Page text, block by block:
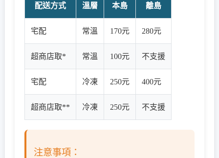
配送方式 溫層 本島 離島
宅配 常溫 170元 280元
超商店取* 常溫 100元 不支援
宅配 冷凍 250元 400元
超商店取** 冷凍 250元 不支援
注意事項：